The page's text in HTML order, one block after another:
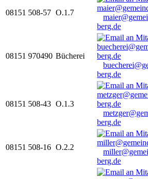
08151 508-57 O.1.7
berg.de
08151 970490 Bücherei
berg.de
08151 508-43 O.1.3
berg.de
08151 508-16 O.2.2
berg.de